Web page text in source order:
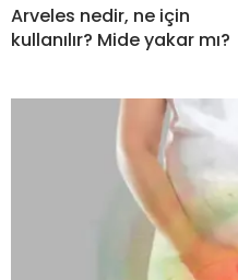
Arveles nedir, ne için
kullanılır? Mide yakar mı?